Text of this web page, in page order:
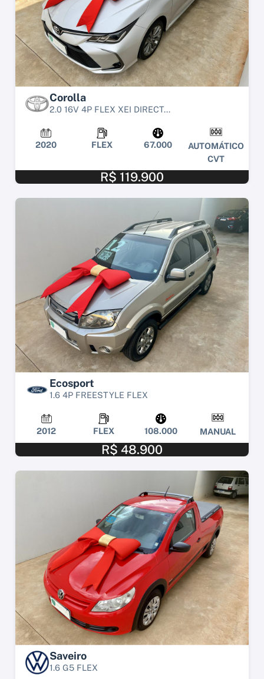
Corolla
2.0 16V 4P FLEX XEI DIRECT...
2020 FLEX 67.000
AUTOMÁTICO
CVT
R$ 119.900
Ecosport
1.6 4P FREESTYLE FLEX
2012 FLEX 108.000 MANUAL
R$ 48.900
Saveiro
1.6 G5 FLEX